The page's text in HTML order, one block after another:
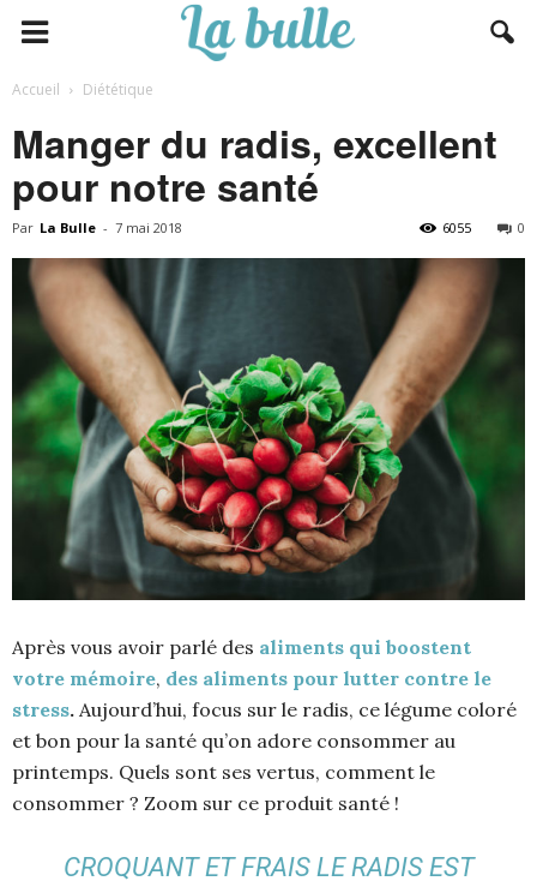
Accueil Diététique
Manger du radis, excellent
pour notre santé
Par La Bulle - 7 mai 2018 0
6055
Après vous avoir parlé des aliments qui boostent
votre mémoire, des aliments pour lutter contre le
stress. Aujourd’hui, focus sur le radis, ce légume coloré
et bon pour la santé qu’on adore consommer au
printemps. Quels sont ses vertus, comment le
consommer ? Zoom sur ce produit santé !
CROQUANT ET FRAIS LE RADIS EST